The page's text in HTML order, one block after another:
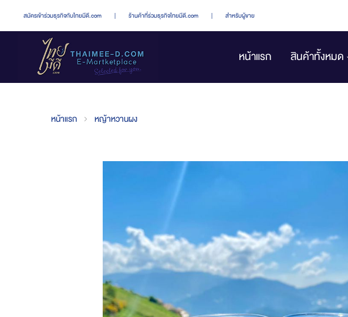
สมัครเข้าร่วมธุรกิจกับไทยมีดี.com | ร้านค้าที่ร่วมธุรกิจไทยมีดี.com | สำหรับผู้ขาย
หน้าแรก สินค้าทั้งหมด
หน้าแรก หญ้าหวานผง